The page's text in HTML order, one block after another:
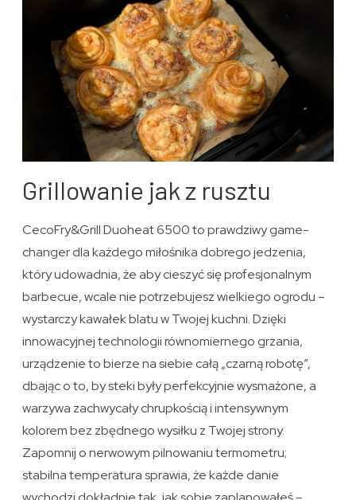
Grillowanie jak z rusztu
CecoFry&Grill Duoheat 6500 to prawdziwy game-
changer dla każdego miłośnika dobrego jedzenia,
który udowadnia, że aby cieszyć się profesjonalnym
barbecue, wcale nie potrzebujesz wielkiego ogrodu –
wystarczy kawałek blatu w Twojej kuchni. Dzięki
innowacyjnej technologii równomiernego grzania,
urządzenie to bierze na siebie całą „czarną robotę”,
dbając o to, by steki były perfekcyjnie wysmażone, a
warzywa zachwycały chrupkością i intensywnym
kolorem bez zbędnego wysiłku z Twojej strony.
Zapomnij o nerwowym pilnowaniu termometru;
stabilna temperatura sprawia, że każde danie